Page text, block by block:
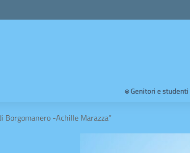
⍟ Genitori e studenti
Borgomanero -Achille Marazza”